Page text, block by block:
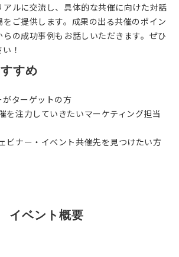
アルに交流し、具体的な共催に向けた対話
ご提供します。成果の出る共催のポイン
らの成功事例もお話しいただきます。ぜひ
！
すめ
ターゲットの方
を注力していきたいマーケティング担当
ビナー・イベント共催先を見つけたい方
イベント概要